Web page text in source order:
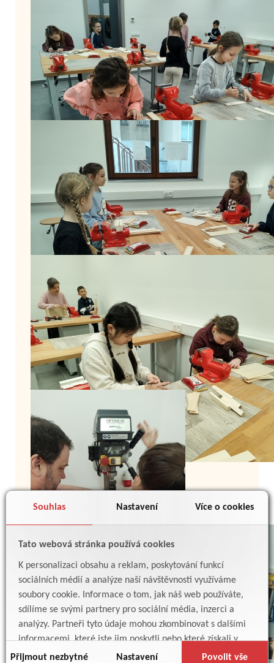
Souhlas Nastavení Více o cookies
Tato webová stránka používá cookies
K personalizaci obsahu a reklam, poskytování funkcí
sociálních médií a analýze naší návštěvnosti využíváme
soubory cookie. Informace o tom, jak náš web používáte,
sdílíme se svými partnery pro sociální média, inzerci a
analýzy. Partneři tyto údaje mohou zkombinovat s dalšími
informacemi, které jste jim poskytli nebo které získali v
důsledku toho, že používáte jejich služby.
Přijmout nezbytné Nastavení Povolit vše